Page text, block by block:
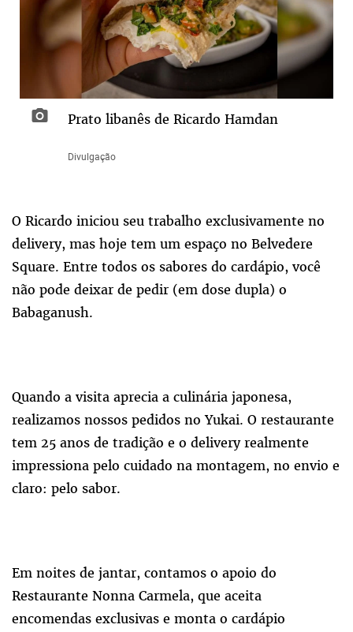
Prato libanês de Ricardo Hamdan
Divulgação
O Ricardo iniciou seu trabalho exclusivamente no
delivery, mas hoje tem um espaço no Belvedere
Square. Entre todos os sabores do cardápio, você
não pode deixar de pedir (em dose dupla) o
Babaganush.
Quando a visita aprecia a culinária japonesa,
realizamos nossos pedidos no Yukai. O restaurante
tem 25 anos de tradição e o delivery realmente
impressiona pelo cuidado na montagem, no envio e
claro: pelo sabor.
Em noites de jantar, contamos o apoio do
Restaurante Nonna Carmela, que aceita
encomendas exclusivas e monta o cardápio